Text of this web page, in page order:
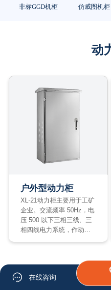
非标GGD机柜 仿威图机柜
动
户外型动力柜
XL-21动力柜主要用于工矿
企业。交流频率 50Hz，电
压 500 以下三相三线、三
相四线电力系统，作动力
在线咨询